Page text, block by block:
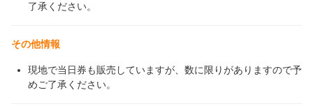
了承ください。
その他情報
現地で当日券も販売していますが、数に限りがありますので予
めご了承ください。